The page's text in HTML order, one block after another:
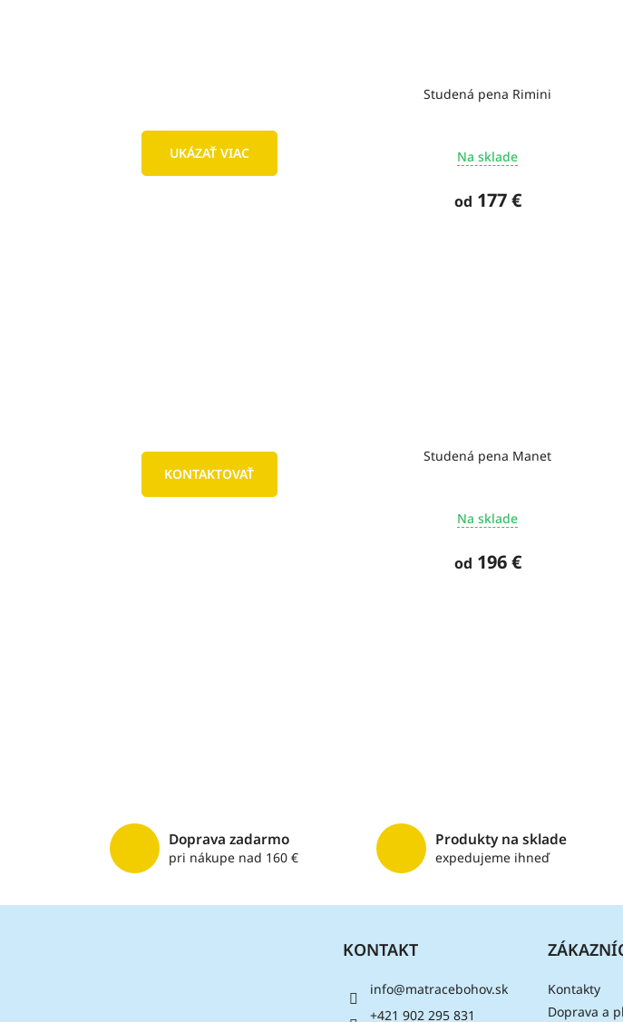
UKÁZAŤ VIAC
KONTAKTOVAŤ
Studená pena Rimini
Na sklade
od 177 €
Studená pena Manet
Na sklade
od 196 €
Doprava zadarmo
pri nákupe nad 160 €
Produkty na sklade
expedujeme ihneď
Z
KONTAKT
info@matracebohov.sk
+421 902 295 831
Kontakty
Doprava a